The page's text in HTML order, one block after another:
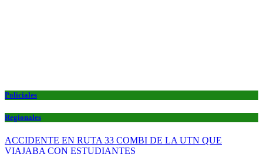
Policiales
Regionales
ACCIDENTE EN RUTA 33 COMBI DE LA UTN QUE
VIAJABA CON ESTUDIANTES